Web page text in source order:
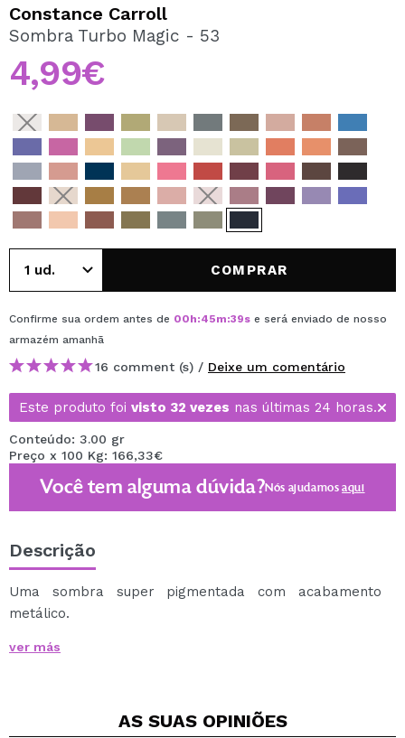
Ao criar uma conta no Maquibeauty.pt pode fazer as suas
compras rapidamente, verificar o estado das suas
encomendas e consultar as suas operações anteriores.
CRIAR CONTA
Constance Carroll
Sombra Turbo Magic - 53
4,99€
COMPRAR
Confirme sua ordem antes de 00h:45m:39s e será enviado de nosso
armazém amanhã
16 comment (s) / Deixe um comentário
Este produto foi visto 32 vezes nas últimas 24 horas.
Conteúdo: 3.00 gr
Preço x 100 Kg: 166,33€
Você tem alguma dúvida?Nós ajudamosaqui
Descrição
Uma sombra super pigmentada com acabamento
metálico.
Você terá um visual brilhante e cheio de cores.
ver más
AS SUAS OPINIÕES